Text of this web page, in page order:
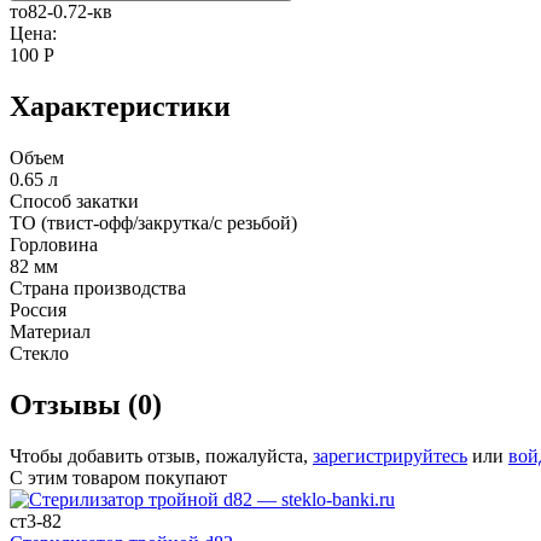
то82-0.72-кв
Цена:
100 Р
Характеристики
Объем
0.65 л
Способ закатки
ТО (твист-офф/закрутка/с резьбой)
Горловина
82 мм
Страна производства
Россия
Материал
Стекло
Отзывы (0)
Чтобы добавить отзыв, пожалуйста, зарегистрируйтесь или
С этим товаром покупают
ст3-82